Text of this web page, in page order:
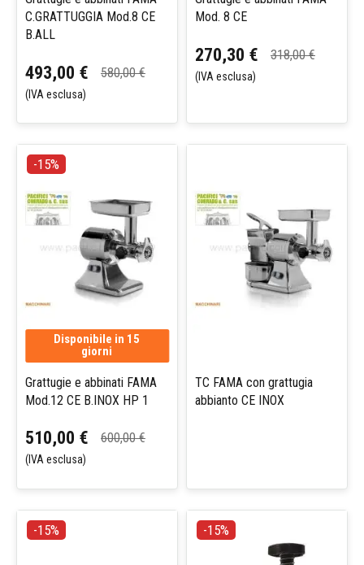
C.GRATTUGGIA Mod.8 CE
B.ALL
493,00 €
(IVA esclusa)
580,00 €
Mod. 8 CE
270,30 €
(IVA esclusa)
318,00 €
-15%
Disponibile in 15
giorni
Grattugie e abbinati FAMA
Mod.12 CE B.INOX HP 1
510,00 €
(IVA esclusa)
600,00 €
TC FAMA con grattugia
abbianto CE INOX
-15% -15%